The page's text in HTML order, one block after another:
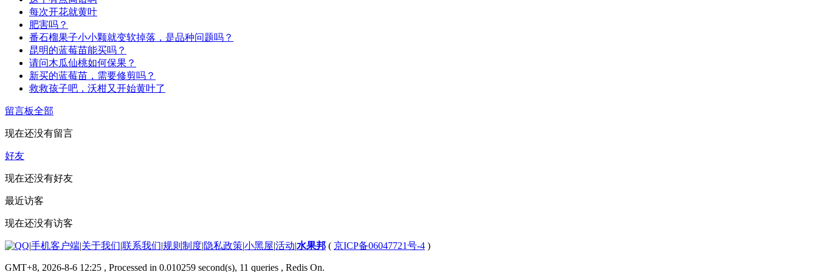
每次开花就黄叶
肥害吗？
番石榴果子小小颗就变软掉落，是品种问题吗？
昆明的蓝莓苗能买吗？
请问木瓜仙桃如何保果？
新买的蓝莓苗，需要修剪吗？
救救孩子吧，沃柑又开始黄叶了
留言板全部
现在还没有留言
好友
现在还没有好友
最近访客
现在还没有访客
|手机客户端|关于我们|联系我们|规则制度|隐私政策|小黑屋|活动|水果邦 ( 京ICP备06047721号-4 )
GMT+8, 2026-8-6 12:25 , Processed in 0.010259 second(s), 11 queries , Redis On.